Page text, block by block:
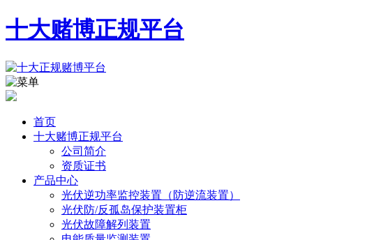
十大赌博正规平台
首页
十大赌博正规平台
公司简介
资质证书
产品中心
光伏逆功率监控装置（防逆流装置）
光伏防/反孤岛保护装置柜
光伏故障解列装置